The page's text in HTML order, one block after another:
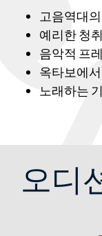
고음역대
예리한 청
음악적 프
옥타보에
노래하는
오디